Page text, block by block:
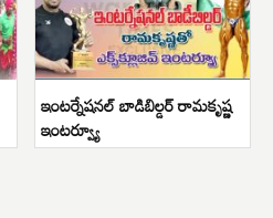
ఇంటర్నేషనల్ బాడిబిల్డర్ రామకృష్ణ
ఇంటర్వ్యూ